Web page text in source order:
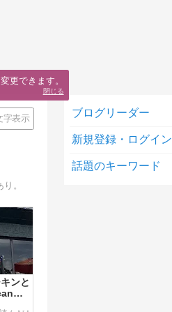
字表示
。
ンと
ブログリーダー
新規登録・ログイン
話題のキーワード
更できます。
閉じる